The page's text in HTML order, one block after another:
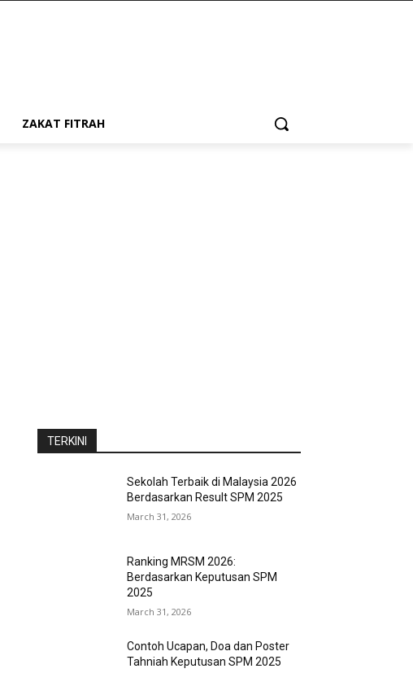
ZAKAT FITRAH
TERKINI
Sekolah Terbaik di Malaysia 2026
Berdasarkan Result SPM 2025
March 31, 2026
Ranking MRSM 2026:
Berdasarkan Keputusan SPM
2025
March 31, 2026
Contoh Ucapan, Doa dan Poster
Tahniah Keputusan SPM 2025